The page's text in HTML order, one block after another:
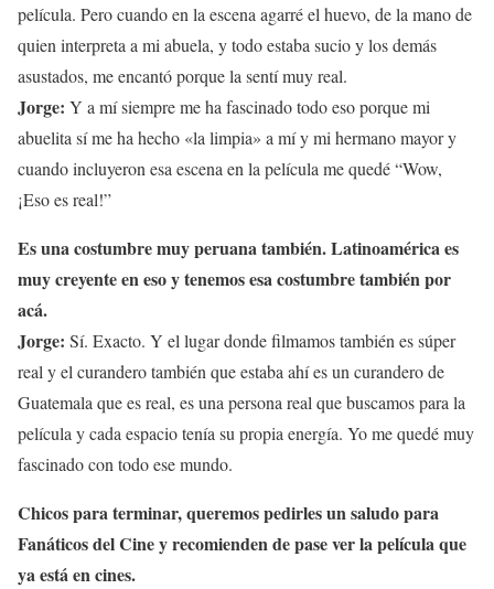
película. Pero cuando en la escena agarré el huevo, de la mano de
quien interpreta a mi abuela, y todo estaba sucio y los demás
asustados, me encantó porque la sentí muy real.
Jorge: Y a mí siempre me ha fascinado todo eso porque mi
abuelita sí me ha hecho «la limpia» a mí y mi hermano mayor y
cuando incluyeron esa escena en la película me quedé “Wow,
¡Eso es real!”
Es una costumbre muy peruana también. Latinoamérica es
muy creyente en eso y tenemos esa costumbre también por
acá.
Jorge: Sí. Exacto. Y el lugar donde filmamos también es súper
real y el curandero también que estaba ahí es un curandero de
Guatemala que es real, es una persona real que buscamos para la
película y cada espacio tenía su propia energía. Yo me quedé muy
fascinado con todo ese mundo.
Chicos para terminar, queremos pedirles un saludo para
Fanáticos del Cine y recomienden de pase ver la película que
ya está en cines.